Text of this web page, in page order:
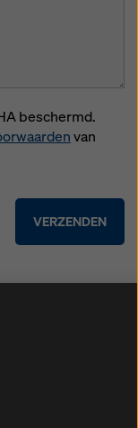
beschermd.
van
VERZENDEN